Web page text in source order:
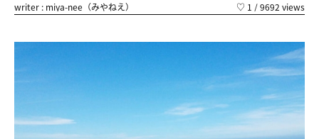
writer : miya-nee（みやねえ） ♡ 1 / 9692 views